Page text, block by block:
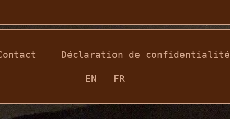
Déclaration de confidentialité
EN FR